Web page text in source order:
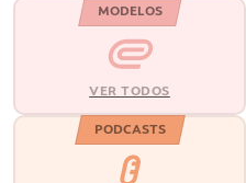
MODELOS
VER TODOS
PODCASTS